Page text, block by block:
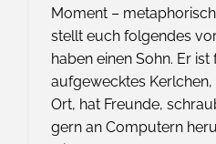
Moment –
stellt euch folgendes
haben einen Sohn. Er ist
aufgewecktes
Ort, hat Freunde,
gern an Computern